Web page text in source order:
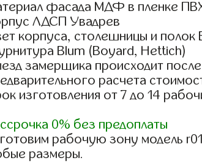
фасада МДФ в пленке
ЛДСП Увадрев
корпуса, столешницы и полок
Blum (Boyard, Hettich)
замерщика происходит после
расчета
изготовления от 7 до 14
0% без предоплаты
рабочую зону модель
размеры.